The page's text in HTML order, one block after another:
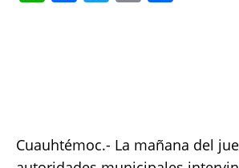
p o k
Cuauhtémoc.- La mañana del